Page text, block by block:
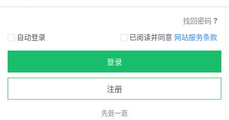
找回密码
自动登录
已阅读并同意 网站服务条款
登录
注册
先逛一逛